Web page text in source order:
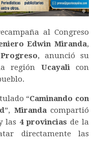
al Congreso
Edwin Miranda,
, anunció su
región Ucayali con
“Caminando con
”, Miranda compartió
las 4 provincias de la
directamente las